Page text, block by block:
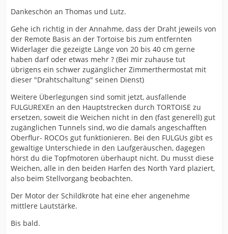
Dankeschön an Thomas und Lutz.
Gehe ich richtig in der Annahme, dass der Draht jeweils von
der Remote Basis an der Tortoise bis zum entfernten
Widerlager die gezeigte Länge von 20 bis 40 cm gerne
haben darf oder etwas mehr ? (Bei mir zuhause tut
übrigens ein schwer zugänglicher Zimmerthermostat mit
dieser "Drahtschaltung" seinen Dienst)
Weitere Überlegungen sind somit jetzt, ausfallende
FULGUREXEn an den Hauptstrecken durch TORTOISE zu
ersetzen, soweit die Weichen nicht in den (fast generell) gut
zugänglichen Tunnels sind, wo die damals angeschafften
Oberflur- ROCOs gut funktionieren. Bei den FULGUs gibt es
gewaltige Unterschiede in den Laufgeräuschen, dagegen
hörst du die Topfmotoren überhaupt nicht. Du musst diese
Weichen, alle in den beiden Harfen des North Yard plaziert,
also beim Stellvorgang beobachten.
Der Motor der Schildkröte hat eine eher angenehme
mittlere Lautstärke.
Bis bald.